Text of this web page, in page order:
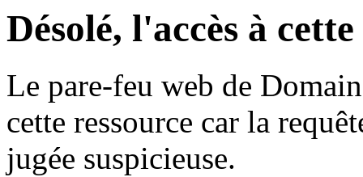
Désolé, l'accès à
Le pare-feu web de
cette ressource car la
jugée suspicieuse.